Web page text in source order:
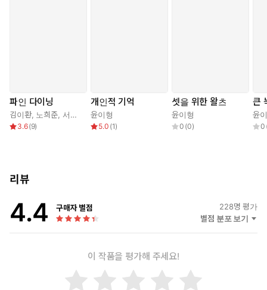
파인 다이닝
김이환, 노희준 서유미 윤이형, ,황시운
3.6(9)
개인적 기억
윤이형
5.0 (1)
셋을 위한 왈츠
윤이형
0 (0)
큰
윤
0
리뷰
4.4 구매자 별점 228명 평가
별점 분포 보기
이 작품을 평가해 주세요!